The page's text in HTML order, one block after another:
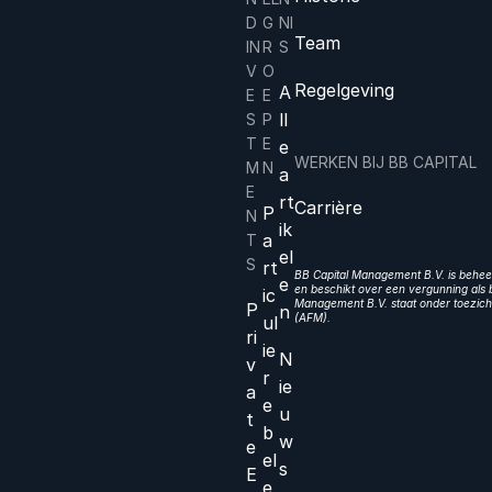
D
IN
V
E
S
T
M
E
N
T
S
P
ri
v
a
t
e
E
G
R
O
E
P
E
N
P
a
rt
ic
ul
ie
r
e
b
el
NI
S
A
ll
e
a
rt
ik
el
e
n
N
ie
u
w
s
Team
Regelgeving
WERKEN BIJ BB CAPITAL
Carrière
BB Capital Management B.V. is
en beschikt over een vergunning als
Management B.V. staat onder
(AFM).